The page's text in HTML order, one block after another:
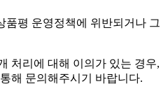
품평 운영정책에 위반되거나 그
처리에 대해 이의가 있는 경우,
해 문의해주시기 바랍니다.